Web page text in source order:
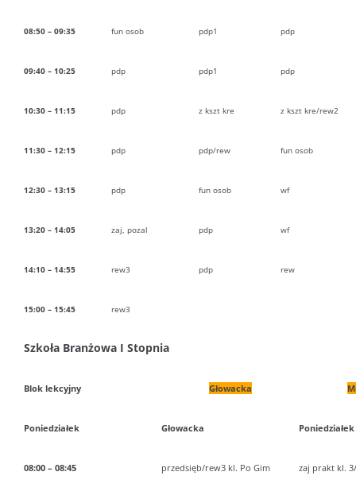
08:50 – 09:35 fun osob pdp1 pdp
09:40 – 10:25 pdp pdp1 pdp
10:30 – 11:15 pdp z kszt kre z kszt kre/rew2
11:30 – 12:15 pdp pdp/rew fun osob
12:30 – 13:15 pdp fun osob wf
13:20 – 14:05 zaj, pozal pdp wf
14:10 – 14:55 rew3 pdp rew
15:00 – 15:45 rew3
Szkoła Branżowa I Stopnia
Blok lekcyjny Głowacka
Poniedziałek Głowacka Poniedziałek
08:00 – 08:45 przedsięb/rew3 kl. Po Gim zaj prakt kl.